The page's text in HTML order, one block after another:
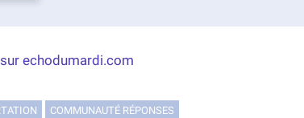
echodumardi.com
COMMUNAUTÉ RÉPONSES